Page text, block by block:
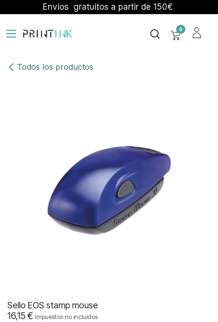
Ir al contenidoEnvios gratuitos a partir de 150€
0
Todos los productos
Sello EOS stamp mouse
16,15€ Impuestos no incluidos